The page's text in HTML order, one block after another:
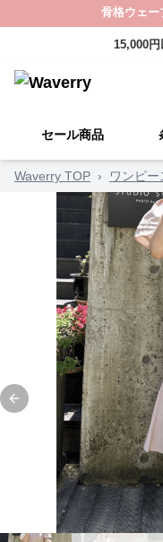
骨格ウェ
15,000
セール商品
Waverry TOP › ワンピ
Previous slide